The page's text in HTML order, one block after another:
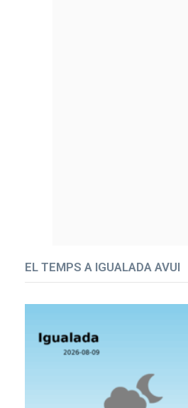
EL TEMPS A IGUALADA AVUI